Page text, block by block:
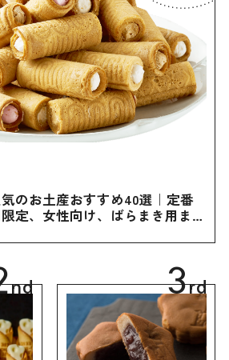
気のお土産おすすめ40選｜定番
定、女性向け、ばらまき用まで
nd 3rd